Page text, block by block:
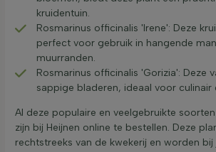
kruidentuin.
Rosmarinus officinalis 'Irene': Deze
perfect voor gebruik in hangende
muurranden.
Rosmarinus officinalis 'Gorizia': Deze
sappige bladeren, ideaal voor culinair
Al deze populaire en veelgebruikte
zijn bij Heijnen online te bestellen. Deze
rechtstreeks van de kwekerij en worden